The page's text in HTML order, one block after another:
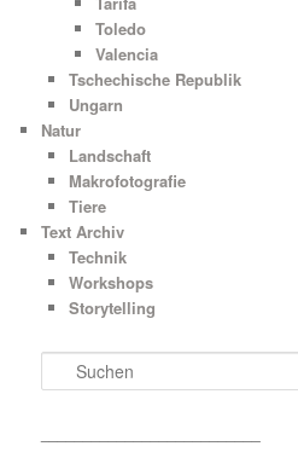
Toledo
Valencia
Tschechische Republik
Ungarn
Natur
Landschaft
Makrofotografie
Tiere
Text Archiv
Technik
Workshops
Storytelling
u